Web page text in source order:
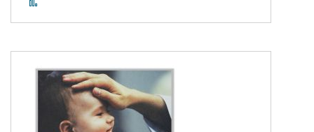
hinzufügen